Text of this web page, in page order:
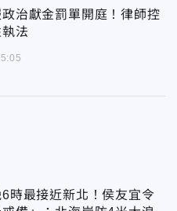
治獻金罰單開庭！律師控
法
時最接近新北！侯友宜令